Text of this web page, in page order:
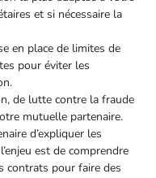
et si nécessaire la
en place de limites de
pour éviter les
de lutte contre la fraude
mutuelle partenaire.
d’expliquer les
est de comprendre
contrats pour faire des